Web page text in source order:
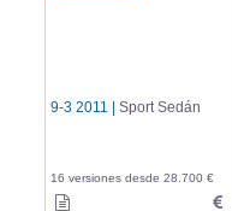
9-3 2011 | Sport Sedán
16 versiones desde 28.700 €